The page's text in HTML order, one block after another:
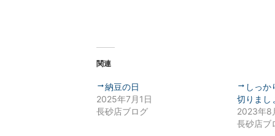
関連
納豆の日
2025年7月1日
長砂店ブログ
しっか
切りまし
2023年8
長砂店ブ